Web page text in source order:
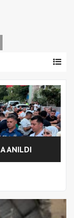
ANILDI